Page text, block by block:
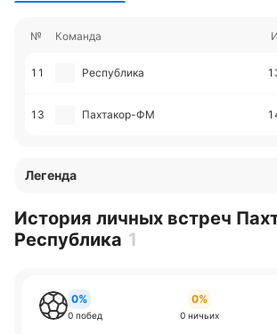
№ Команда И
11 Республика
13 Пахтакор-ФМ
Легенда
История личных встреч
Республика 1
0%
0 побед
0%
0 ничьих